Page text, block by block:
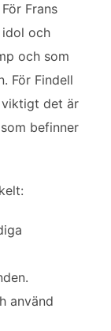
Frans
och
och som
För Findell
viktigt det är
befinner
använd